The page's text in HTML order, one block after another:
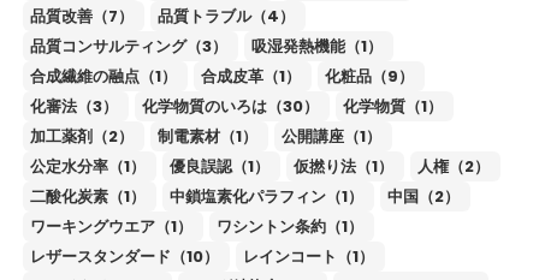
品質改善（7）
品質トラブル（4）
品質コンサルティング（3）
吸湿発熱機能（1）
合成繊維の融点（1）
合成皮革（1）
化粧品（9）
化審法（3）
化学物質のいろは（30）
化学物質（1）
加工薬剤（2）
制電素材（1）
公開講座（1）
公定水分率（1）
優良誤認（1） 仮撚り法（1）
人権（2）
二酸化炭素（1）
中鎖塩素化パラフィン（1）
中国（2）
ワーキングウエア（1）
ワシントン条約（1）
レザースタンダード（10）
レインコート（1）